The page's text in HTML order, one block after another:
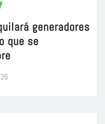
generadores
que se